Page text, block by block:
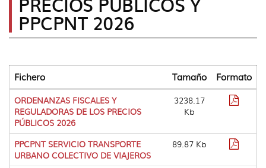
idioma
PPCPNT 2026
Tabla
que
lista
diferentes
descargas
de
ficheros
Fichero Tamaño Formato
ORDENANZAS FISCALES Y
REGULADORAS DE LOS PRECIOS
PÚBLICOS 2026
3238.17
Kb
PPCPNT SERVICIO TRANSPORTE
URBANO COLECTIVO DE VIAJEROS
89.87 Kb